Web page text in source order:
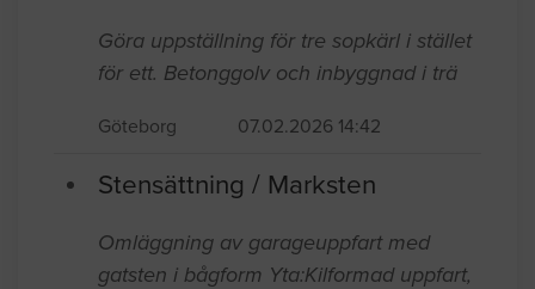
Göra uppställning för tre sopkärl i stället
för ett. Betonggolv och inbyggnad i trä
Göteborg 07.02.2026 14:42
Stensättning / Marksten
Omläggning av garageuppfart med
gatsten i bågform Yta:Kilformad uppfart,